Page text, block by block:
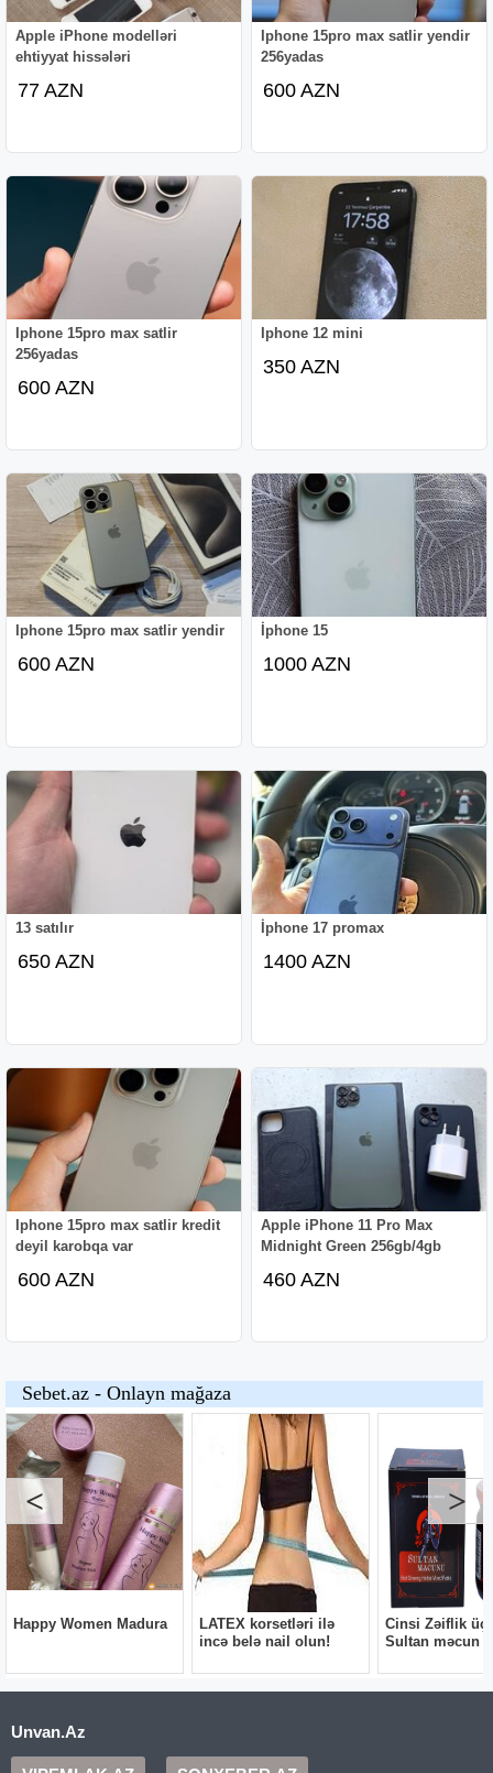
Bütün qiymət siyahımız avro ilədir və sifariş vermək üçün
bizimlə əlaqə saxladıqdan sonra qiyməti yerli valyutanıza
çevirəcəyik.
Biznesşirkəti olaraq, ödənişi yalnız bank köçürməsi yolu
ilə qəbul edirik.
Yalnız ciddi alıcıları sorğu göndərməyə təşviq edirik.
Apple iPhone modelləri
ehtiyyat hissələri
77 AZN
Iphone 15pro max satlir yendir
256yadas
600 AZN
Iphone 15pro max satlir
256yadas
600 AZN
Iphone 12 mini
350 AZN
Iphone 15pro max satlir yendir
600 AZN
İphone 15
1000 AZN
13 satılır
650 AZN
İphone 17 promax
1400 AZN
Iphone 15pro max satlir kredit
deyil karobqa var
600 AZN
Apple iPhone 11 Pro Max
Midnight Green 256gb/4gb
460 AZN
Unvan.Az